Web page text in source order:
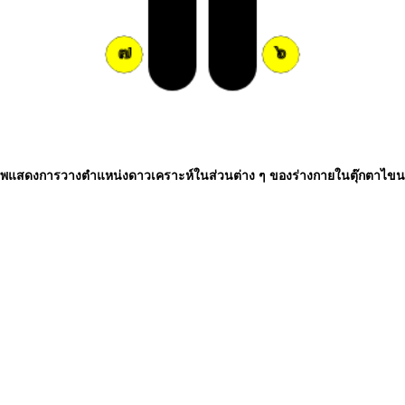
แสดงการวางตำแหน่งดาวเคราะห์ในส่วนต่าง ๆ ของร่างกายในตุ๊กตาไข